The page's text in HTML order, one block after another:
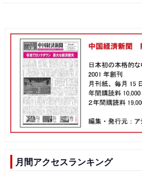
月間アクセスランキング